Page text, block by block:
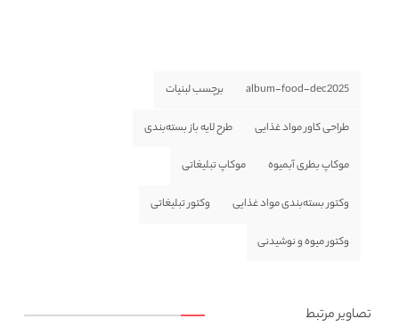
album-food-dec2025 برچسب لبنیات
طراحی کاور مواد غذایی طرح لایه باز بسته‌بندی
موکاپ بطری آبمیوه موکاپ تبلیغاتی
وکتور بسته‌بندی مواد غذایی وکتور تبلیغاتی
وکتور میوه و نوشیدنی
تصاویر مرتبط